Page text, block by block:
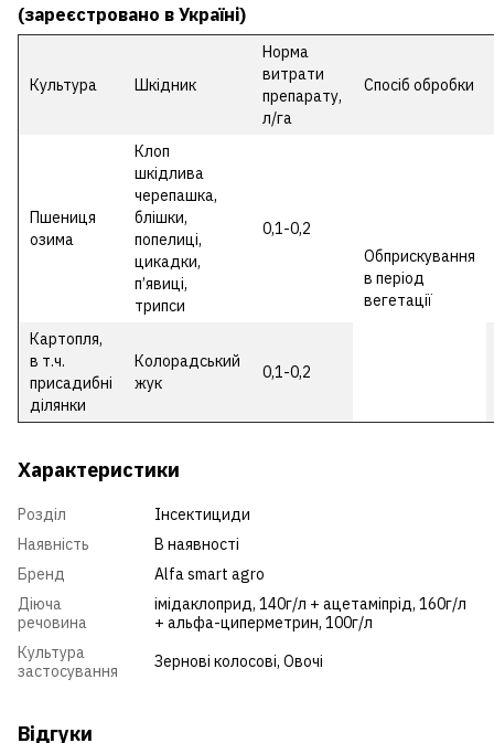
(зареєстровано в Україні)
Культура Шкідник
Норма
витрати
препарату,
л/га
Спосіб обробки
Пшениця
озима
Клоп
шкідлива
черепашка,
блішки,
попелиці,
цикадки,
п’явиці,
трипси
0,1-0,2
Обприскування
в період
вегетації
Картопля,
в т.ч.
присадибні
ділянки
Колорадський
жук
0,1-0,2
Характеристики
Розділ
Інсектициди
Наявність
В наявності
Бренд
Alfa smart agro
Діюча
речовина
імідаклоприд, 140г/л + ацетаміпрід, 160г/л
+ альфа-циперметрин, 100г/л
Культура
застосування
Зернові колосові, Овочі
Відгуки